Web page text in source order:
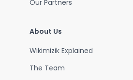
Our Partners
About Us
Wikimizik Explained
The Team